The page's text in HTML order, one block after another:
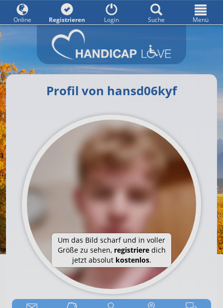
Profil von hansd06kyf
Um das Bild scharf und in voller
Größe zu sehen, registrieredich
jetzt absolut kostenlos.
Online Registrieren Login Suche Menü